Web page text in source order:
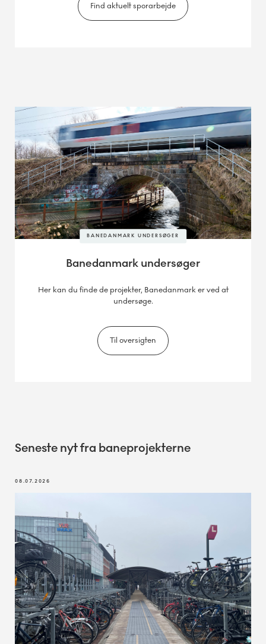
Find aktuelt sporarbejde
BANEDANMARK UNDERSØGER
Banedanmark undersøger
Her kan du finde de projekter, Banedanmark er ved at
undersøge.
Til oversigten
Seneste nyt fra baneprojekterne
08.07.2026